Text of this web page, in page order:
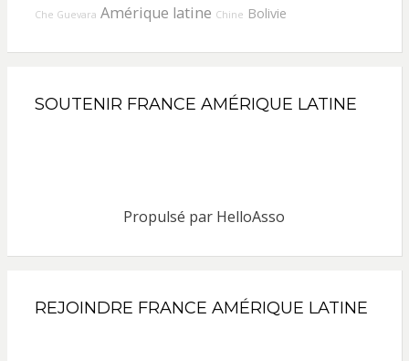
Che Guevara Amérique latine Chine Bolivie
SOUTENIR FRANCE AMÉRIQUE LATINE
Propulsé par HelloAsso
REJOINDRE FRANCE AMÉRIQUE LATINE